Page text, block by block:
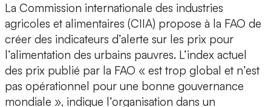
La Commission internationale des industries
agricoles et alimentaires (CIIA) propose à la FAO de
créer des indicateurs d’alerte sur les prix pour
l’alimentation des urbains pauvres. L’index actuel
des prix publié par la FAO « est trop global et n’est
pas opérationnel pour une bonne gouvernance
mondiale », indique l’organisation dans un